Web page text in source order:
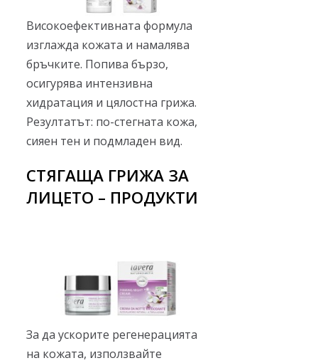
Високоефективната формула
изглажда кожата и намалява
бръчките. Попива бързо,
осигурява интензивна
хидратация и цялостна грижа.
Резултатът: по-стегната кожа,
сияен тен и подмладен вид.
СТЯГАЩА ГРИЖА ЗА
ЛИЦЕТО – ПРОДУКТИ
За да ускорите регенерацията
на кожата, използвайте